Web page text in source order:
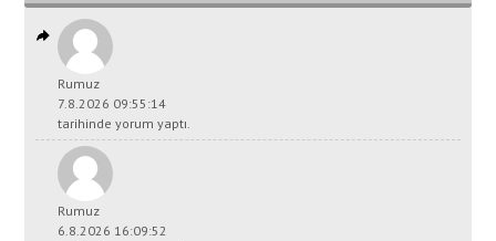
Rumuz
7.8.2026 09:55:14
tarihinde yorum yaptı.
Rumuz
6.8.2026 16:09:52